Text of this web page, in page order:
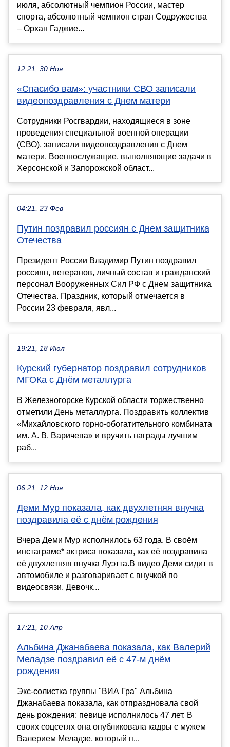
июля, абсолютный чемпион России, мастер
спорта, абсолютный чемпион стран Содружества
– Орхан Гаджие...
12:21, 30 Ноя
«Спасибо вам»: участники СВО записали
видеопоздравления с Днем матери
Сотрудники Росгвардии, находящиеся в зоне
проведения специальной военной операции
(СВО), записали видеопоздравления с Днем
матери. Военнослужащие, выполняющие задачи в
Херсонской и Запорожской област...
04:21, 23 Фев
Путин поздравил россиян с Днем защитника
Отечества
Президент России Владимир Путин поздравил
россиян, ветеранов, личный состав и гражданский
персонал Вооруженных Сил РФ с Днем защитника
Отечества. Праздник, который отмечается в
России 23 февраля, явл...
19:21, 18 Июл
Курский губернатор поздравил сотрудников
МГОКа с Днём металлурга
В Железногорске Курской области торжественно
отметили День металлурга. Поздравить коллектив
«Михайловского горно-обогатительного комбината
им. А. В. Варичева» и вручить награды лучшим
раб...
06:21, 12 Ноя
Деми Мур показала, как двухлетняя внучка
поздравила её с днём рождения
Вчера Деми Мур исполнилось 63 года. В своём
инстаграме* актриса показала, как её поздравила
её двухлетняя внучка Луэтта.В видео Деми сидит в
автомобиле и разговаривает с внучкой по
видеосвязи. Девочк...
17:21, 10 Апр
Альбина Джанабаева показала, как Валерий
Меладзе поздравил её с 47-м днём
рождения
Экс-солистка группы "ВИА Гра" Альбина
Джанабаева показала, как отпраздновала свой
день рождения: певице исполнилось 47 лет. В
своих соцсетях она опубликовала кадры с мужем
Валерием Меладзе, который п...